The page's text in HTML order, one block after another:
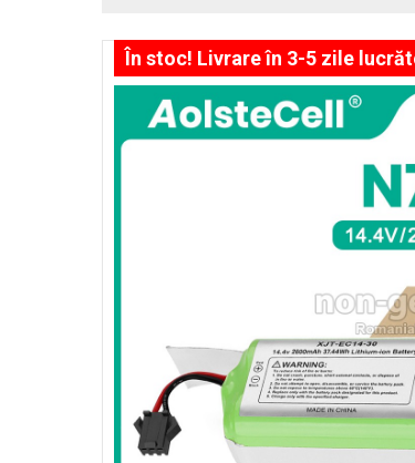
În stoc! Livrare în 3-5 zile